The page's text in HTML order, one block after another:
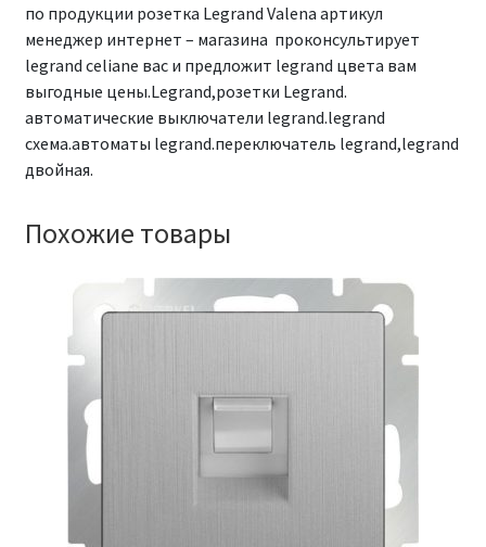
по продукции розетка Legrand Valena артикул
менеджер интернет – магазина проконсультирует
legrand celiane вас и предложит legrand цвета вам
выгодные цены.Legrand,розетки Legrand.
автоматические выключатели legrand.legrand
схема.автоматы legrand.переключатель legrand,legrand
двойная.
Похожие товары